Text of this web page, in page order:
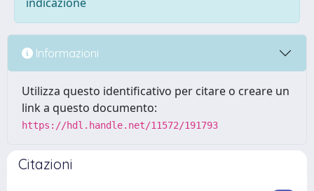
Informazioni
Utilizza questo identificativo per citare o creare un
link a questo documento:
https://hdl.handle.net/11572/191793
Citazioni